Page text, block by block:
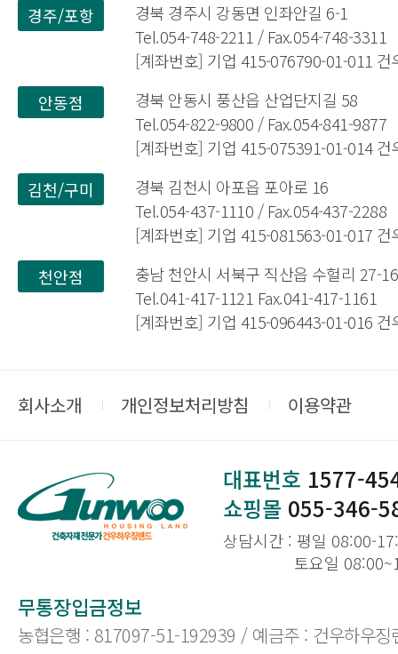
경주/포항
경북 경주시 강동면 인좌안길 6-1
Tel.054-748-2211 / Fax.054-748-3311
[계좌번호] 기업 415-076790-01-011 건
안동점
경북 안동시 풍산읍 산업단지길 58
Tel.054-822-9800 / Fax.054-841-9877
[계좌번호] 기업 415-075391-01-014 건
김천/구미
경북 김천시 아포읍 포아로 16
Tel.054-437-1110 / Fax.054-437-2288
[계좌번호] 기업 415-081563-01-017 건
천안점
충남 천안시 서북구 직산읍 수헐리 27-16
Tel.041-417-1121 Fax.041-417-1161
[계좌번호] 기업 415-096443-01-016 건
회사소개 개인정보처리방침 이용약관
대표번호 1577-
쇼핑몰 055-346-
상담시간 : 평일 08:00-
토요일
무통장입금정보
농협은행 : 817097-51-192939 / 예금주 : 건우하우징